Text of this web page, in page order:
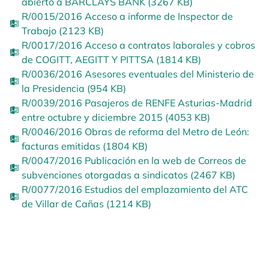
R/0015/2016 Acceso a informe de Inspector de
Trabajo (2123 KB)
R/0017/2016 Acceso a contratos laborales y cobros
de COGITT, AEGITT Y PITTSA (1814 KB)
R/0036/2016 Asesores eventuales del Ministerio de
la Presidencia (954 KB)
R/0039/2016 Pasajeros de RENFE Asturias-Madrid
entre octubre y diciembre 2015 (4053 KB)
R/0046/2016 Obras de reforma del Metro de León:
facturas emitidas (1804 KB)
R/0047/2016 Publicación en la web de Correos de
subvenciones otorgadas a sindicatos (2467 KB)
R/0077/2016 Estudios del emplazamiento del ATC
de Villar de Cañas (1214 KB)